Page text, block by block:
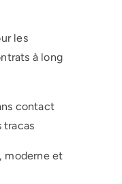
les
à long
contact
tracas
moderne et